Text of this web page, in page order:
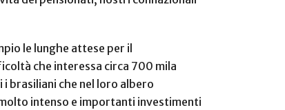
le lunghe attese per il
che interessa circa 700 mila
brasiliani che nel loro albero
intenso e importanti investimenti